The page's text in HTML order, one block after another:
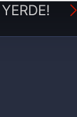
sunabilmek
çeşitli kişisel
aşağıda
Çerez